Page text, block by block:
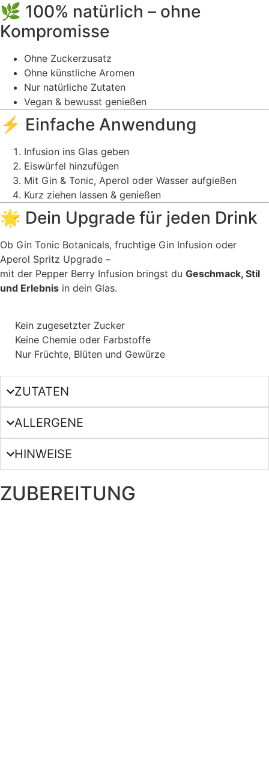
🌿 100% natürlich – ohne
Kompromisse
Ohne Zuckerzusatz
Ohne künstliche Aromen
Nur natürliche Zutaten
Vegan & bewusst genießen
⚡ Einfache Anwendung
Infusion ins Glas geben
Eiswürfel hinzufügen
Mit Gin & Tonic, Aperol oder Wasser aufgießen
Kurz ziehen lassen & genießen
🌟 Dein Upgrade für jeden Drink
Ob Gin Tonic Botanicals, fruchtige Gin Infusion oder
Aperol Spritz Upgrade –
mit der Pepper Berry Infusion bringst du Geschmack, Stil
und Erlebnis in dein Glas.
Kein zugesetzter Zucker
Keine Chemie oder Farbstoffe
Nur Früchte, Blüten und Gewürze
ZUTATEN
ALLERGENE
HINWEISE
ZUBEREITUNG